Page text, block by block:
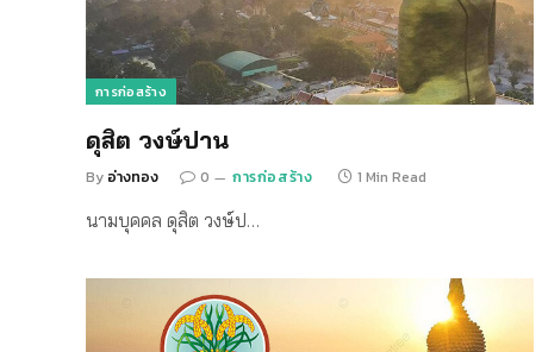
การก่อสร้าง
ดุสิต วงษ์ปาน
By อ่างทอง 0 การก่อสร้าง 1 Min Read
นามบุคคล ดุสิต วงษ์ป…